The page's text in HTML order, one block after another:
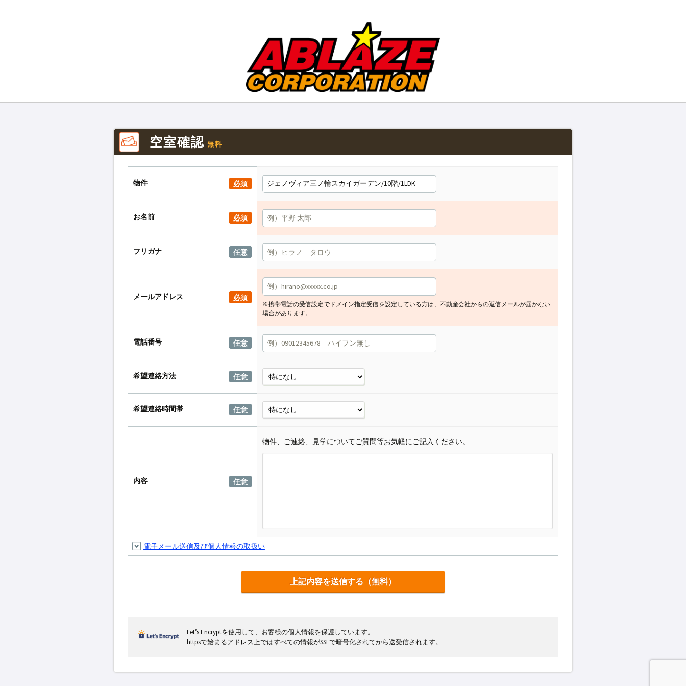
空室確認 無料
物件 必須
お名前 必須
フリガナ 任意
メールアドレス 必須
※携帯電話の受信設定でドメイン指定受信を設定している方は、不動産会社からの返信メールが届かない
場合があります。
電話番号 任意
希望連絡方法 任意
希望連絡時間帯 任意
内容 任意
物件、ご連絡、見学についてご質問等お気軽にご記入ください。
電子メール送信及び個人情報の取扱い
Let’s Encryptを使用して、お客様の個人情報を保護しています。
httpsで始まるアドレス上ではすべての情報がSSLで暗号化されてから送受信されます。